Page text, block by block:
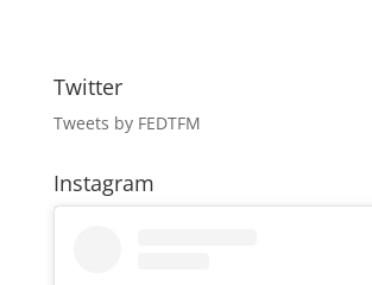
Twitter
Tweets by FEDTFM
Instagram